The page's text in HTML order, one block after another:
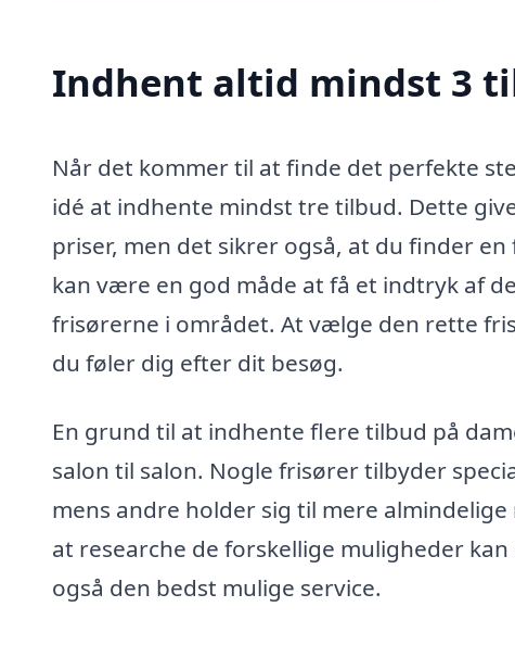
Indhent altid mindst 3
Når det kommer til at finde det perfekte
idé at indhente mindst tre tilbud. Dette
priser, men det sikrer også, at du finder
kan være en god måde at få et indtryk af
frisørerne i området. At vælge den rette
du føler dig efter dit besøg.
En grund til at indhente flere tilbud på
salon til salon. Nogle frisører tilbyder
mens andre holder sig til mere
at researche de forskellige muligheder
også den bedst mulige service.